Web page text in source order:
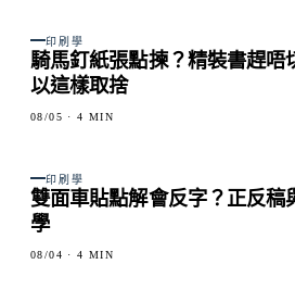
FIG. 02
印刷學
騎馬釘紙張點揀？精裝書趕唔
以這樣取捨
08/05 · 4 MIN
FIG. 03
印刷學
雙面車貼點解會反字？正反稿
學
08/04 · 4 MIN